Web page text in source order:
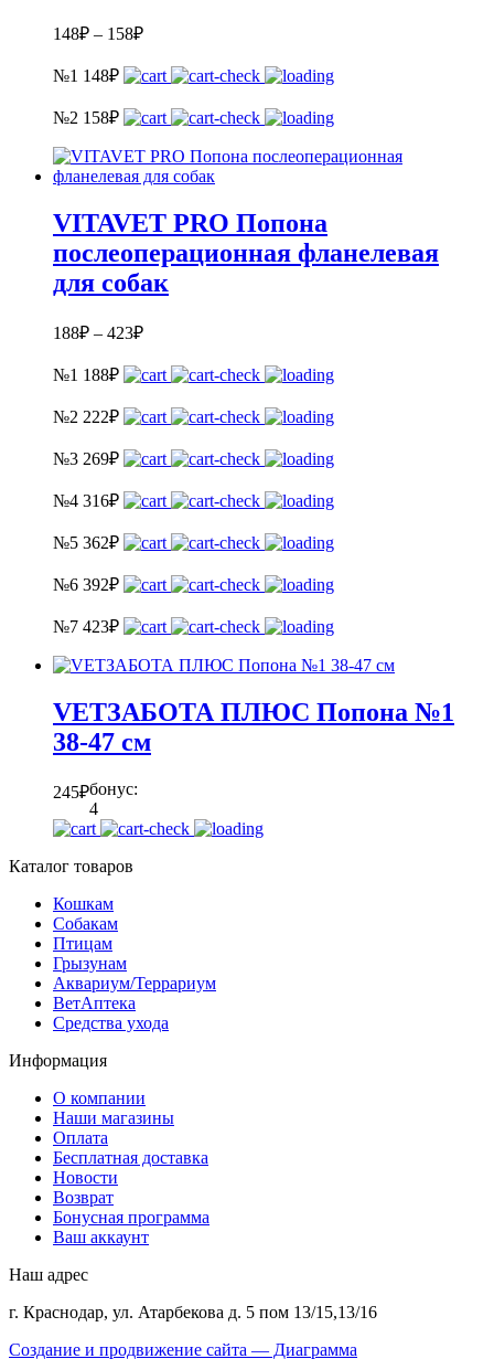
148₽ – 158₽
№1 148₽
№2 158₽
VITAVET PRO Попона
послеоперационная фланелевая
для собак
188₽ – 423₽
№1 188₽
№2 222₽
№3 269₽
№4 316₽
№5 362₽
№6 392₽
№7 423₽
VETЗАБОТА ПЛЮС Попона №1
38-47 см
245₽бонус:
4
Каталог товаров
Кошкам
Собакам
Птицам
Грызунам
Аквариум/Террариум
ВетАптека
Средства ухода
Информация
О компании
Наши магазины
Оплата
Бесплатная доставка
Новости
Возврат
Бонусная программа
Ваш аккаунт
Наш адрес
г. Краснодар, ул. Атарбекова д. 5 пом 13/15,13/16
Создание и продвижение сайта — Диаграмма